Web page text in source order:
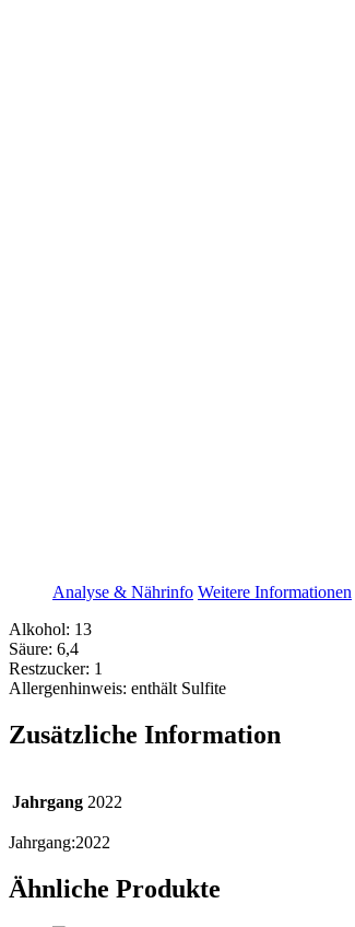
Analyse & Nährinfo Weitere Informationen
Alkohol: 13
Säure: 6,4
Restzucker: 1
Allergenhinweis: enthält Sulfite
Zusätzliche Information
Jahrgang 2022
Jahrgang:2022
Ähnliche Produkte